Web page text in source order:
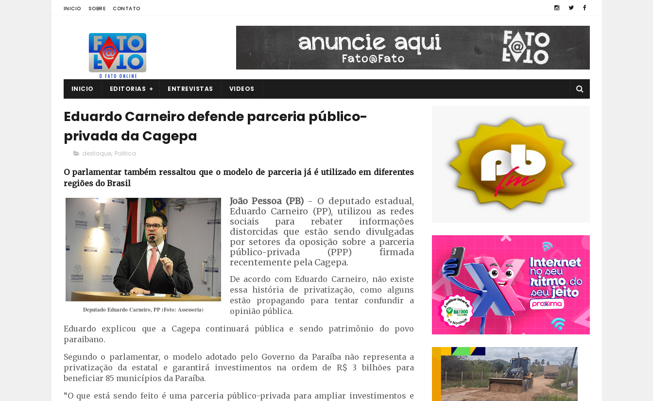
INICIO SOBRE CONTATO
INICIO EDITORIAS ENTREVISTAS VIDEOS
Eduardo Carneiro defende parceria público-
privada da Cagepa
destaque, Politica
O parlamentar também ressaltou que o modelo de parceria já é utilizado em diferentes
regiões do Brasil
Deputado Eduardo Carneiro, PP (Foto: Assessoria)
João Pessoa (PB)- O deputado estadual,
Eduardo Carneiro (PP), utilizou as redes
sociais para rebater informações
distorcidas que estão sendo divulgadas
por setores da oposição sobre a parceria
público-privada (PPP) firmada
recentemente pela Cagepa.
De acordo com Eduardo Carneiro, não existe
essa história de privatização, como alguns
estão propagando para tentar confundir a
opinião pública.
Eduardo explicou que a Cagepa continuará pública e sendo patrimônio do povo
paraibano.
Segundo o parlamentar, o modelo adotado pelo Governo da Paraíba não representa a
privatização da estatal e garantirá investimentos na ordem de R$ 3 bilhões para
beneficiar 85 municípios da Paraíba.
“O que está sendo feito é uma parceria público-privada para ampliar investimentos e